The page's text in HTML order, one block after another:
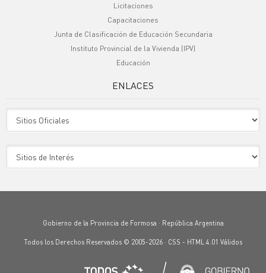
Licitaciones
Capacitaciones
Junta de Clasificación de Educación Secundaria
Instituto Provincial de la Vivienda (IPV)
Educación
ENLACES
Gobierno de la Provincia de Formosa · República Argentina
Todos los Derechos Reservados © 2005-2026 · CSS - HTML 4.01 Válidos